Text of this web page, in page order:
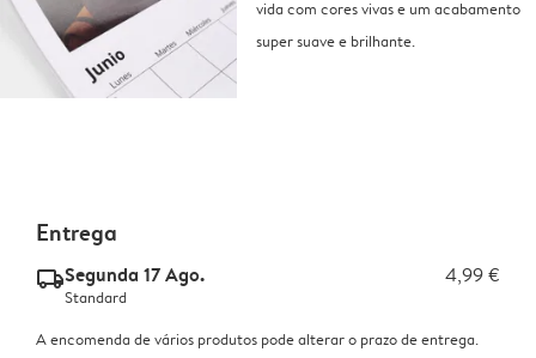
vida com cores vivas e um acabamento
super suave e brilhante.
Entrega
delivery_standard_v2Segunda 17 Ago. 4,99 €
Standard
A encomenda de vários produtos pode alterar o prazo de entrega.